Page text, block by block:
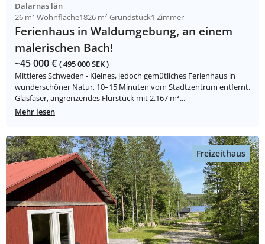
Dalarnas län
26 m² Wohnfläche1826 m² Grundstück1 Zimmer
Ferienhaus in Waldumgebung, an einem
malerischen Bach!
~45 000 € ( 495 000 SEK )
Mittleres Schweden - Kleines, jedoch gemütliches Ferienhaus in
wunderschöner Natur, 10–15 Minuten vom Stadtzentrum entfernt.
Glasfaser, angrenzendes Flurstück mit 2.167 m²...
Mehr lesen
Freizeithaus